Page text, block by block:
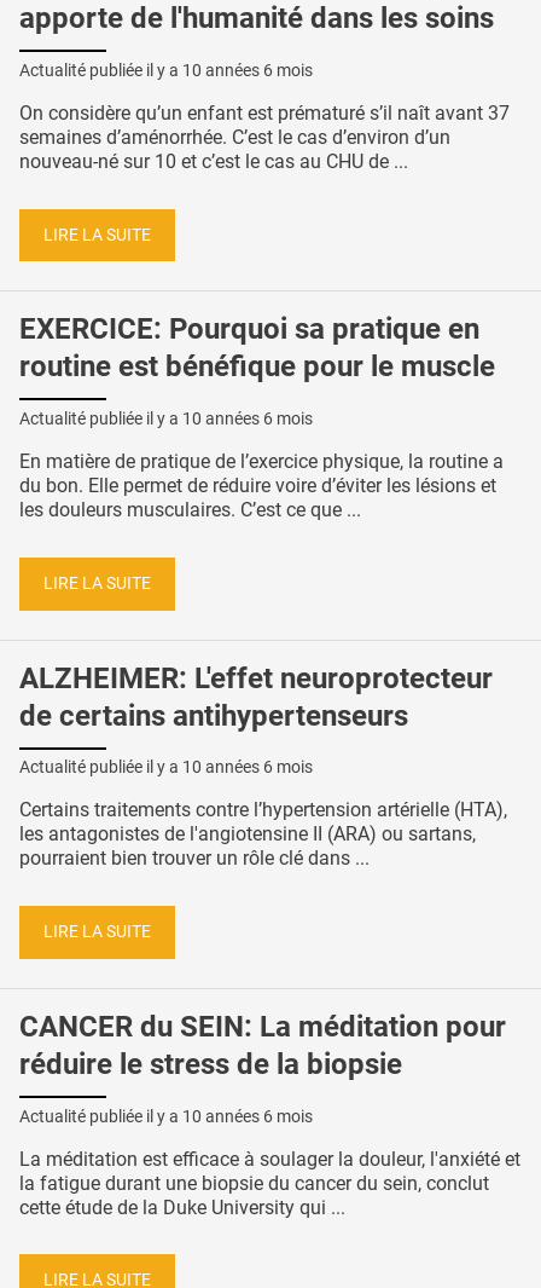
apporte de l'humanité dans les soins
Actualité publiée il y a 10 années 6 mois
On considère qu’un enfant est prématuré s’il naît avant 37
semaines d’aménorrhée. C’est le cas d’environ d’un
nouveau-né sur 10 et c’est le cas au CHU de ...
LIRE LA SUITE
EXERCICE: Pourquoi sa pratique en
routine est bénéfique pour le muscle
Actualité publiée il y a 10 années 6 mois
En matière de pratique de l’exercice physique, la routine a
du bon. Elle permet de réduire voire d’éviter les lésions et
les douleurs musculaires. C’est ce que ...
LIRE LA SUITE
ALZHEIMER: L'effet neuroprotecteur
de certains antihypertenseurs
Actualité publiée il y a 10 années 6 mois
Certains traitements contre l’hypertension artérielle (HTA),
les antagonistes de l'angiotensine II (ARA) ou sartans,
pourraient bien trouver un rôle clé dans ...
LIRE LA SUITE
CANCER du SEIN: La méditation pour
réduire le stress de la biopsie
Actualité publiée il y a 10 années 6 mois
La méditation est efficace à soulager la douleur, l'anxiété et
la fatigue durant une biopsie du cancer du sein, conclut
cette étude de la Duke University qui ...
LIRE LA SUITE